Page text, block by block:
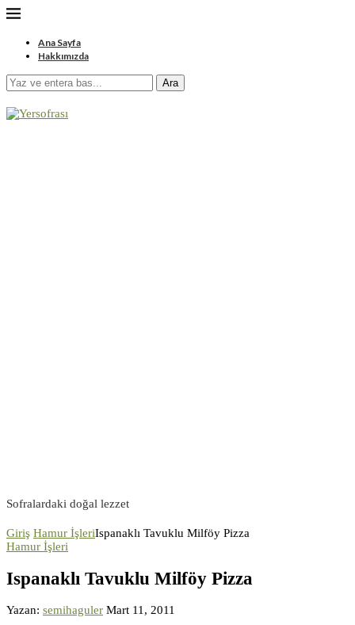
Ana Sayfa
Hakkımızda
Ara
Sofralardaki doğal lezzet
Giriş Hamur İşleriIspanaklı Tavuklu Milföy Pizza
Hamur İşleri
Ispanaklı Tavuklu Milföy Pizza
Yazan: semihaguler Mart 11, 2011